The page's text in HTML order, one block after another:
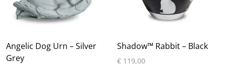
Angelic Dog Urn – Silver
Grey
Shadow™ Rabbit – Black
€ 119,00